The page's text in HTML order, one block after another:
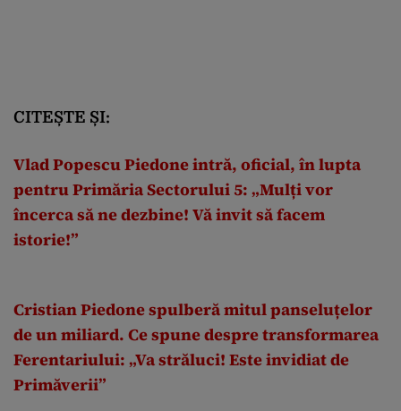
CITEȘTE ȘI:
Vlad Popescu Piedone intră, oficial, în lupta
pentru Primăria Sectorului 5: „Mulți vor
încerca să ne dezbine! Vă invit să facem
istorie!”
Cristian Piedone spulberă mitul panseluțelor
de un miliard. Ce spune despre transformarea
Ferentariului: „Va străluci! Este invidiat de
Primăverii”